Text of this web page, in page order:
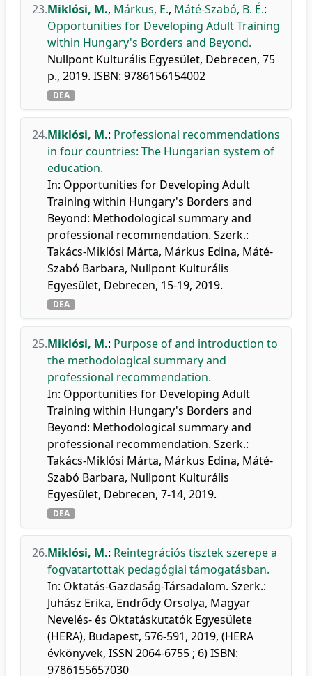
23.Miklósi, M., Márkus, E., Máté-Szabó, B. É.:
Opportunities for Developing Adult Training
within Hungary's Borders and Beyond.
Nullpont Kulturális Egyesület, Debrecen, 75
p., 2019. ISBN: 9786156154002
DEA
24.Miklósi, M.: Professional recommendations
in four countries: The Hungarian system of
education.
In: Opportunities for Developing Adult
Training within Hungary's Borders and
Beyond: Methodological summary and
professional recommendation. Szerk.:
Takács-Miklósi Márta, Márkus Edina, Máté-
Szabó Barbara, Nullpont Kulturális
Egyesület, Debrecen, 15-19, 2019.
DEA
25.Miklósi, M.: Purpose of and introduction to
the methodological summary and
professional recommendation.
In: Opportunities for Developing Adult
Training within Hungary's Borders and
Beyond: Methodological summary and
professional recommendation. Szerk.:
Takács-Miklósi Márta, Márkus Edina, Máté-
Szabó Barbara, Nullpont Kulturális
Egyesület, Debrecen, 7-14, 2019.
DEA
26.Miklósi, M.: Reintegrációs tisztek szerepe a
fogvatartottak pedagógiai támogatásban.
In: Oktatás-Gazdaság-Társadalom. Szerk.:
Juhász Erika, Endrődy Orsolya, Magyar
Nevelés- és Oktatáskutatók Egyesülete
(HERA), Budapest, 576-591, 2019, (HERA
évkönyvek, ISSN 2064-6755 ; 6) ISBN:
9786155657030